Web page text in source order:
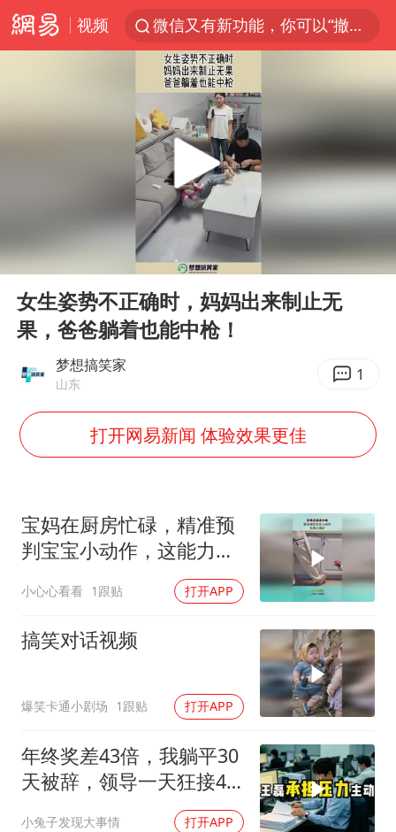
视频
微信又有新功能，你可以“撤回”你的撤回了！
《欢迎来龙餐馆》口碑
检测列车撞人致11死2伤 涉事单位被罚
情侣在平潭拍日出时坠崖致一死一伤
白海豚将正面袭击贯穿浙江
宇树王兴兴被问了360多个问题
全民健身事业高质量发展
商场现钱学森巨幅海报 负责人回应
老挝国会主席赛宋蓬逝世
购飞机票7分钟后退票被扣2022元
黄金牛市回来了吗
乐享全民健身 共筑健康中国
Play
00:00 00:15
女生姿势不正确时，妈妈出来制止无
果，爸爸躺着也能中枪！
梦想搞笑家
山东 1
打开网易新闻 体验效果更佳
宝妈在厨房忙碌，精准预
判宝宝小动作，这能力满
小心心看看 1跟贴 打开APP
搞笑对话视频
爆笑卡通小剧场 1跟贴 打开APP
年终奖差43倍，我躺平30
天被辞，领导一天狂接47
小兔子发现大事情 打开APP